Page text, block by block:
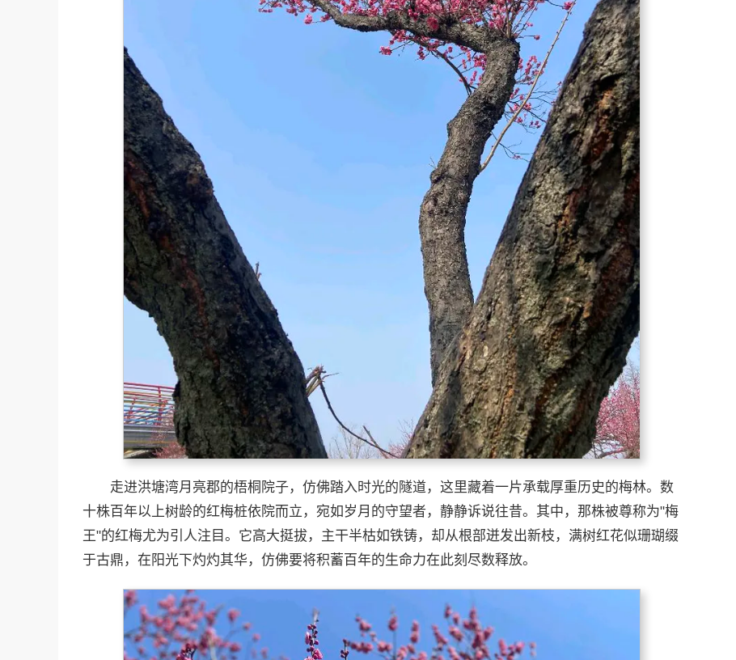
走进洪塘湾月亮郡的梧桐院子，仿佛踏入时光的隧道，这里藏着一片承载厚重历史的梅林。数
十株百年以上树龄的红梅桩依院而立，宛如岁月的守望者，静静诉说往昔。其中，那株被尊称为"梅
王"的红梅尤为引人注目。它高大挺拔，主干半枯如铁铸，却从根部迸发出新枝，满树红花似珊瑚缀
于古鼎，在阳光下灼灼其华，仿佛要将积蓄百年的生命力在此刻尽数释放。